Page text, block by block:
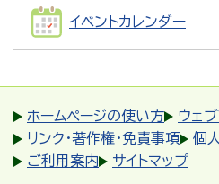
イベントカレンダー
ホームページの使い方
ウェ
リンク・著作権・免責事項
個
ご利用案内
サイトマップ